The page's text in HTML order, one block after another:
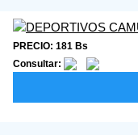
PRECIO: 181 Bs
Consultar: